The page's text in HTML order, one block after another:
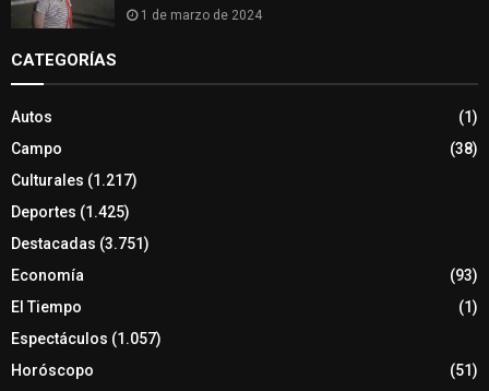
1 de marzo de 2024
CATEGORÍAS
Autos
(1)
Campo
(38)
Culturales (1.217)
Deportes (1.425)
Destacadas (3.751)
Economía
(93)
El Tiempo
(1)
Espectáculos (1.057)
Horóscopo
(51)